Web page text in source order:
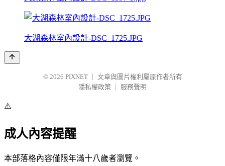
大湖森林室內設計-DSC_1725.JPG
© 2026 PIXNET
文章與圖片權利屬原作者所有
隱私權政策
服務聲明
⚠️
成人內容提醒
本部落格內容僅限年滿十八歲者瀏覽。